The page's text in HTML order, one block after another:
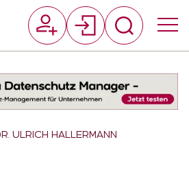
ULRICH HALLERMANN